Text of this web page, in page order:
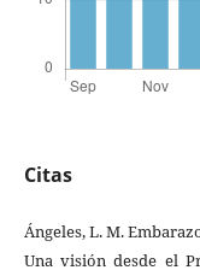
Citas
Ángeles, L. M.
Una visión desde el